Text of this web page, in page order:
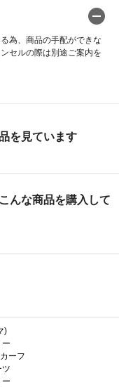
為、商品の手配ができな
セルの際は別途ご案内を
を見ています
んな商品を購入して
)
ー
ーフ
ツ
ー